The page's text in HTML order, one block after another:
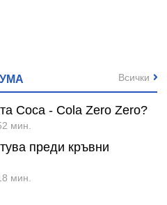
Coca - Cola Zero Zero?
мин.
преди кръвни
мин.
Всички